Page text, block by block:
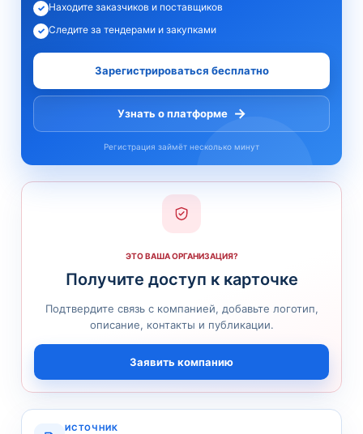
✓ Находите заказчиков и поставщиков
✓ Следите за тендерами и закупками
Зарегистрироваться бесплатно
Узнать о платформе →
Регистрация займёт несколько минут
ЭТО ВАША ОРГАНИЗАЦИЯ?
Получите доступ к карточке
Подтвердите связь с компанией, добавьте логотип,
описание, контакты и публикации.
Заявить компанию
ИСТОЧНИК